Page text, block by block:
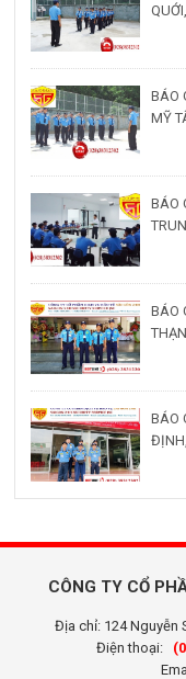
BÁO
MỸ
BÁO
BÁO
BÁO
CÔNG TY CỔ
Địa chỉ: 124 Nguyễn
Điện thoại: